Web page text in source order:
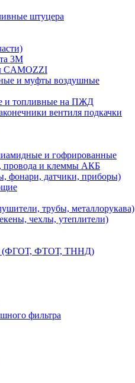
штуцера
3М
CAMOZZI
и муфты воздушные
и топливные на ПЖД
вентиля подкачки
и гофрированные
провода и клеммы АКБ
фонари, датчики, приборы)
трубы, металлорукава)
чехлы, утеплители)
(ФГОТ, ФТОТ, ТННД)
фильтра